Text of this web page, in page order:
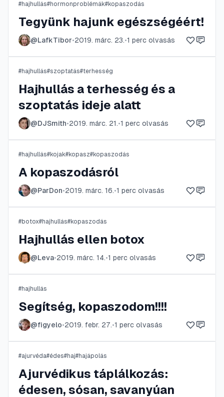
#hajhullás#hormonproblémák#kopaszodás
Tegyünk hajunk egészségéért!
@LafkTibor•2019. márc. 23.•1 perc olvasás
#hajhullás#szoptatás#terhesség
Hajhullás a terhesség és a
szoptatás ideje alatt
@DJSmith•2019. márc. 21.•1 perc olvasás
#hajhullás#kojak#kopasz#kopaszodás
A kopaszodásról
@ParDon•2019. márc. 16.•1 perc olvasás
#botox#hajhullás#kopaszodás
Hajhullás ellen botox
@Leva•2019. márc. 14.•1 perc olvasás
#hajhullás
Segítség, kopaszodom!!!!
@figyelo•2019. febr. 27.•1 perc olvasás
#ajurvéda#édes#haj#hajápolás
Ajurvédikus táplálkozás:
édesen, sósan, savanyúan